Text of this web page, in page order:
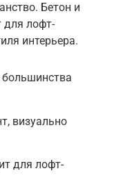
Бетон и
для лофт-
интерьера.
большинства
визуально
для лофт-